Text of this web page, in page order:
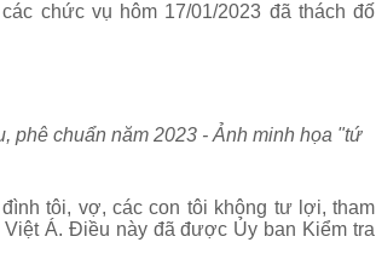
chức vụ hôm 17/01/2023 đã thách đố
phê chuẩn năm 2023 - Ảnh minh họa "tứ
tôi, vợ, các con tôi không tư lợi, tham
Á. Điều này đã được Ủy ban Kiểm tra